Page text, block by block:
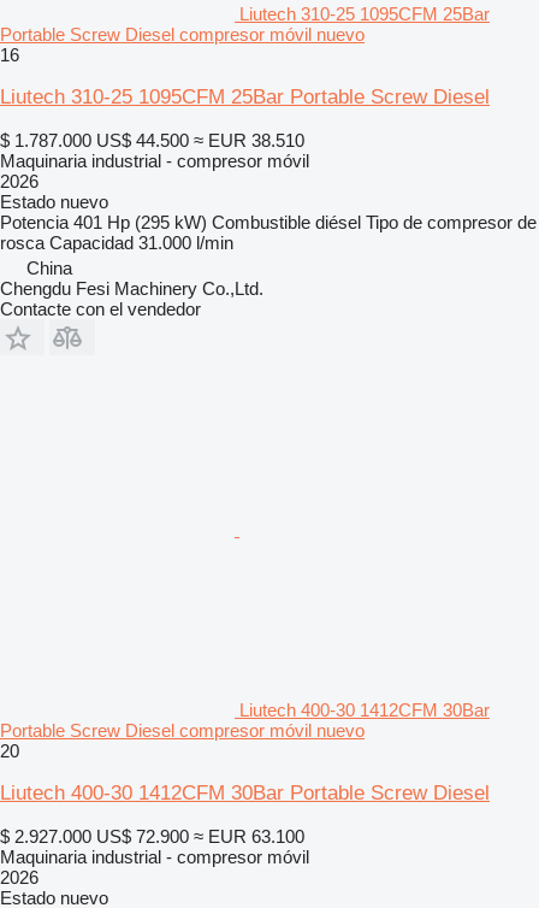
Liutech 310-25 1095CFM 25Bar
Portable Screw Diesel compresor móvil nuevo
16
Liutech 310-25 1095CFM 25Bar Portable Screw Diesel
$ 1.787.000 US$ 44.500 ≈ EUR 38.510
Maquinaria industrial - compresor móvil
2026
Estado nuevo
Potencia 401 Hp (295 kW) Combustible diésel Tipo de compresor de
rosca Capacidad 31.000 l/min
China
Chengdu Fesi Machinery Co.,Ltd.
Contacte con el vendedor
Liutech 400-30 1412CFM 30Bar
Portable Screw Diesel compresor móvil nuevo
20
Liutech 400-30 1412CFM 30Bar Portable Screw Diesel
$ 2.927.000 US$ 72.900 ≈ EUR 63.100
Maquinaria industrial - compresor móvil
2026
Estado nuevo